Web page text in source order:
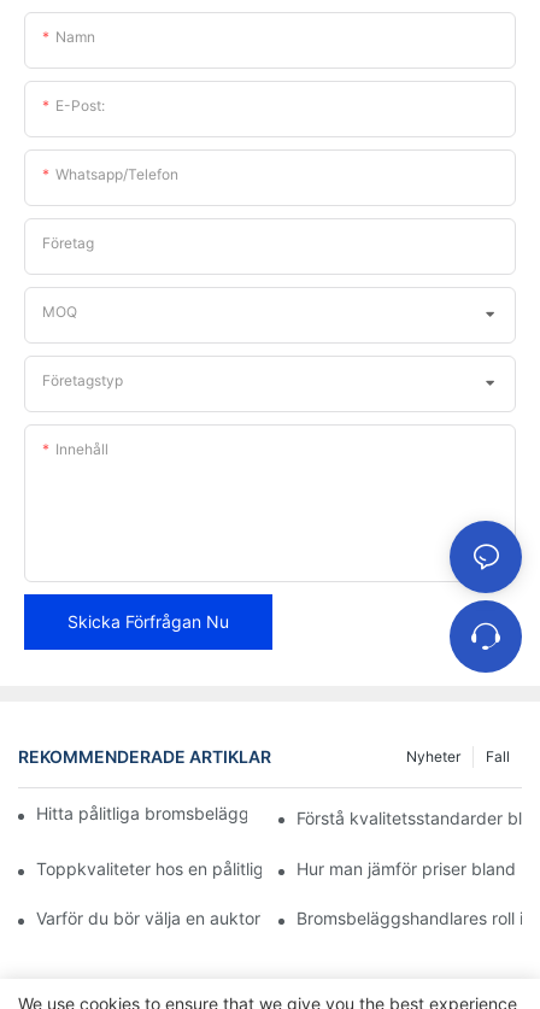
Namn
E-Post:
Whatsapp/telefon
Företag
MOQ
Företagstyp
Innehåll
Skicka Förfrågan Nu
REKOMMENDERADE ARTIKLAR Fall
Nyheter
Hitta pålitliga bromsbeläggsdistributörer för ditt företag
Förstå kvalitetsstandarder
Toppkvaliteter hos en pålitlig bromsbeläggsåterförsäljare
Hur man jämför priser bland
Varför du bör välja en auktoriserad återförsäljare av
Bromsbeläggshandlares roll i
We use cookies to ensure that we give you the best experience